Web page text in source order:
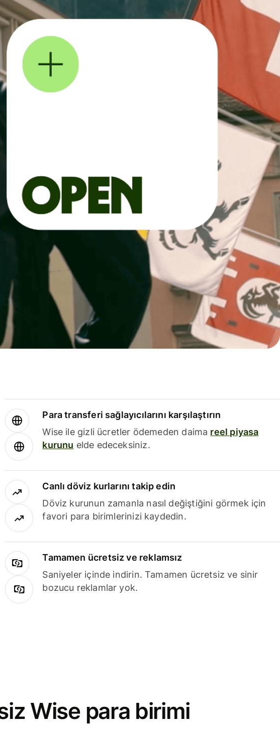
Para transferi sağlayıcılarını karşılaştırın
Wise ile gizli ücretler ödemeden daima reel piyasa
kurunu elde edeceksiniz.
Canlı döviz kurlarını takip edin
Döviz kurunun zamanla nasıl değiştiğini görmek için
favori para birimlerinizi kaydedin.
Tamamen ücretsiz ve reklamsız
Saniyeler içinde indirin. Tamamen ücretsiz ve sinir
bozucu reklamlar yok.
Wise para birimi